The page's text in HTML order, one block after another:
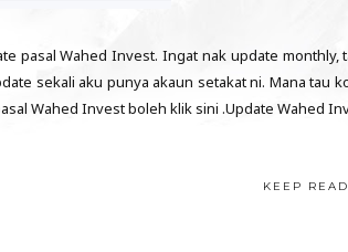
pasal Wahed Invest. Ingat nak update
sekali aku punya akaun setakat ni. Mana
Wahed Invest boleh klik sini .Update Wahed
KEEP